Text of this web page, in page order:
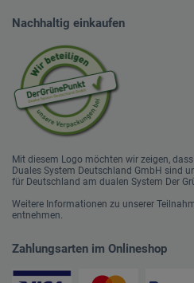
Nachhaltig einkaufen
Mit diesem Logo möchten wir zeigen,
Duales System Deutschland GmbH sind
für Deutschland am dualen System Der
Weitere Informationen zu unserer
entnehmen.
Zahlungsarten im Onlineshop